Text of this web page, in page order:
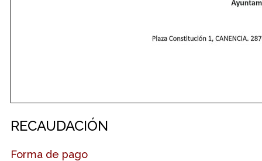
RECAUDACIÓN
Forma de pago